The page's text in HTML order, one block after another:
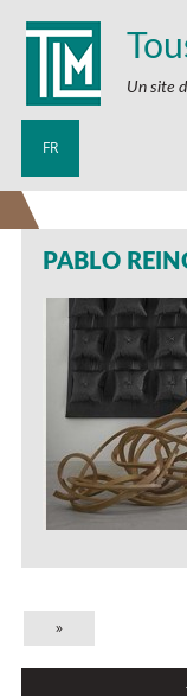
Un site
FR
PABLO
»